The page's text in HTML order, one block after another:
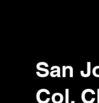
San
Col.